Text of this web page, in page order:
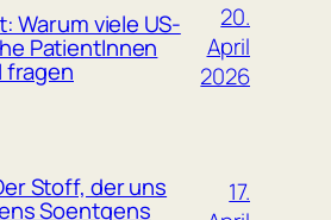
Warum viele US-
PatientInnen
fragen
20.
April
2026
Stoff, der uns
Soentgens
17.